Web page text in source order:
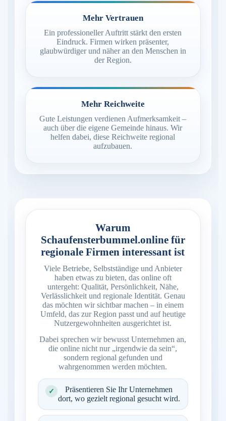
Mehr Vertrauen
Ein professioneller Auftritt stärkt den ersten
Eindruck. Firmen wirken präsenter,
glaubwürdiger und näher an den Menschen in
der Region.
Mehr Reichweite
Gute Leistungen verdienen Aufmerksamkeit –
auch über die eigene Gemeinde hinaus. Wir
helfen dabei, diese Reichweite regional
aufzubauen.
Warum
Schaufensterbummel.online für
regionale Firmen interessant ist
Viele Betriebe, Selbstständige und Anbieter
haben etwas zu bieten, das online oft
untergeht: Qualität, Persönlichkeit, Nähe,
Verlässlichkeit und regionale Identität. Genau
das möchten wir sichtbar machen – in einem
Umfeld, das zur Region passt und auf heutige
Nutzergewohnheiten ausgerichtet ist.
Dabei sprechen wir bewusst Unternehmen an,
die online nicht nur „irgendwie da sein“,
sondern regional gefunden und
wahrgenommen werden möchten.
✓
Präsentieren Sie Ihr Unternehmen
dort, wo gezielt regional gesucht wird.